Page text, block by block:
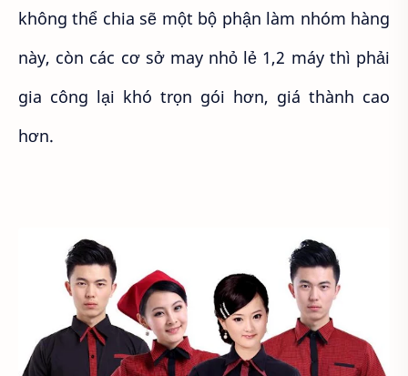
không thể chia sẽ một bộ phận làm nhóm hàng
này, còn các cơ sở may nhỏ lẻ 1,2 máy thì phải
gia công lại khó trọn gói hơn, giá thành cao
hơn.